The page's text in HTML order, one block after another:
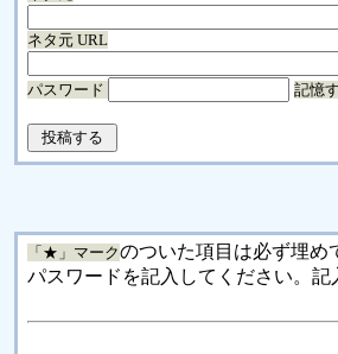
ネタ元 URL
パスワード 記憶
「★」マークのついた項目は必ず埋め
パスワードを記入してください。記